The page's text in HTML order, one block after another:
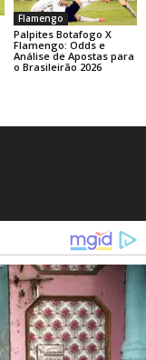
Flamengo
Palpites Botafogo X
Flamengo: Odds e
Análise de Apostas para
o Brasileirão 2026